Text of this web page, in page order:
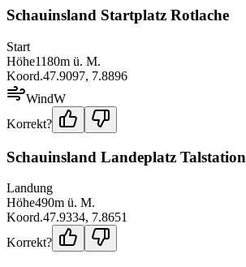
Schauinsland Startplatz Rotlache
Start
Höhe1180m ü. M.
Koord.47.9097, 7.8896
WindW
Korrekt?
Schauinsland Landeplatz Talstation
Landung
Höhe490m ü. M.
Koord.47.9334, 7.8651
Korrekt?